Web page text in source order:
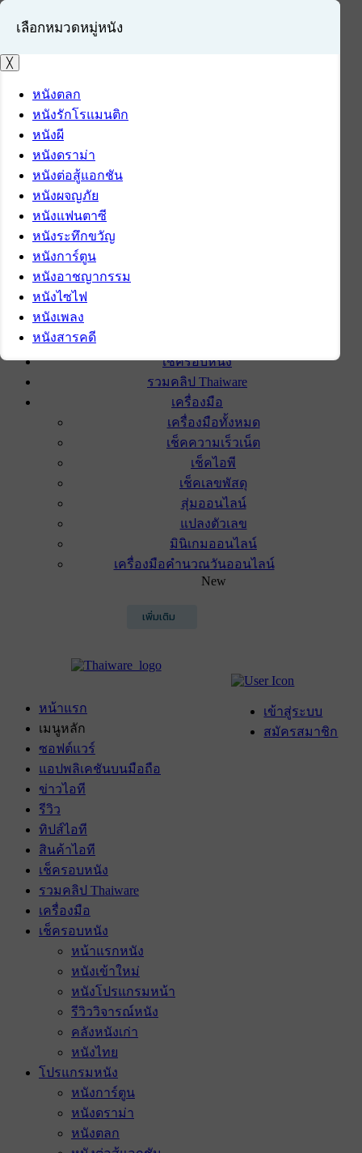
เข้าสู่ระบบ
สมัครสมาชิก
เช็ครอบหนัง
รวมคลิป Thaiware
เครื่องมือ
เครื่องมือทั้งหมด
เช็คความเร็วเน็ต
เช็คไอพี
เช็คเลขพัสดุ
สุ่มออนไลน์
แปลงตัวเลข
มินิเกมออนไลน์
เครื่องมือคำนวณวันออนไลน์
New
เพิ่มเติม
เข้าสู่ระบบ
สมัครสมาชิก
หน้าแรก
เมนูหลัก
ซอฟต์แวร์
แอปพลิเคชันบนมือถือ
ข่าวไอที
รีวิว
ทิปส์ไอที
สินค้าไอที
เช็ครอบหนัง
รวมคลิป Thaiware
เครื่องมือ
เช็ครอบหนัง
หน้าแรกหนัง
หนังเข้าใหม่
หนังโปรแกรมหน้า
รีวิววิจารณ์หนัง
คลังหนังเก่า
หนังไทย
โปรแกรมหนัง
หนังการ์ตูน
หนังดราม่า
หนังตลก
เลือกหมวดหมู่หนัง
╳
หนังตลก
หนังรักโรแมนติก
หนังผี
หนังดราม่า
หนังต่อสู้แอกชัน
หนังผจญภัย
หนังแฟนตาซี
หนังระทึกขวัญ
หนังการ์ตูน
หนังอาชญากรรม
หนังไซไฟ
หนังเพลง
หนังสารคดี